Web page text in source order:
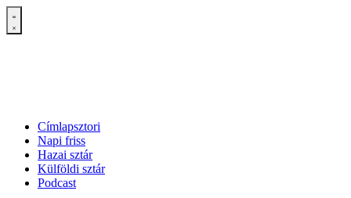
Címlapsztori
Napi friss
Hazai sztár
Külföldi sztár
Podcast